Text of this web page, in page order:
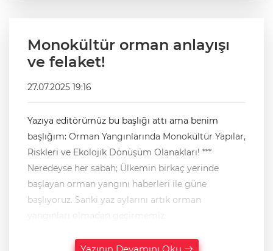
Monokültür orman anlayışı
ve felaket!
27.07.2025 19:16
Yazıya editörümüz bu başlığı attı ama benim
başlığım: Orman Yangınlarında Monokültür Yapılar,
Riskleri ve Ekolojik Dönüşüm Olanakları! ***
Neredeyse her sabah; Ülkemin birkaç yerinde
başlayan orman yangını haberleri ile güne
başlıyoruz. Sanki yaz aylarını artık orman
yangınları olmadan geçirmemiz